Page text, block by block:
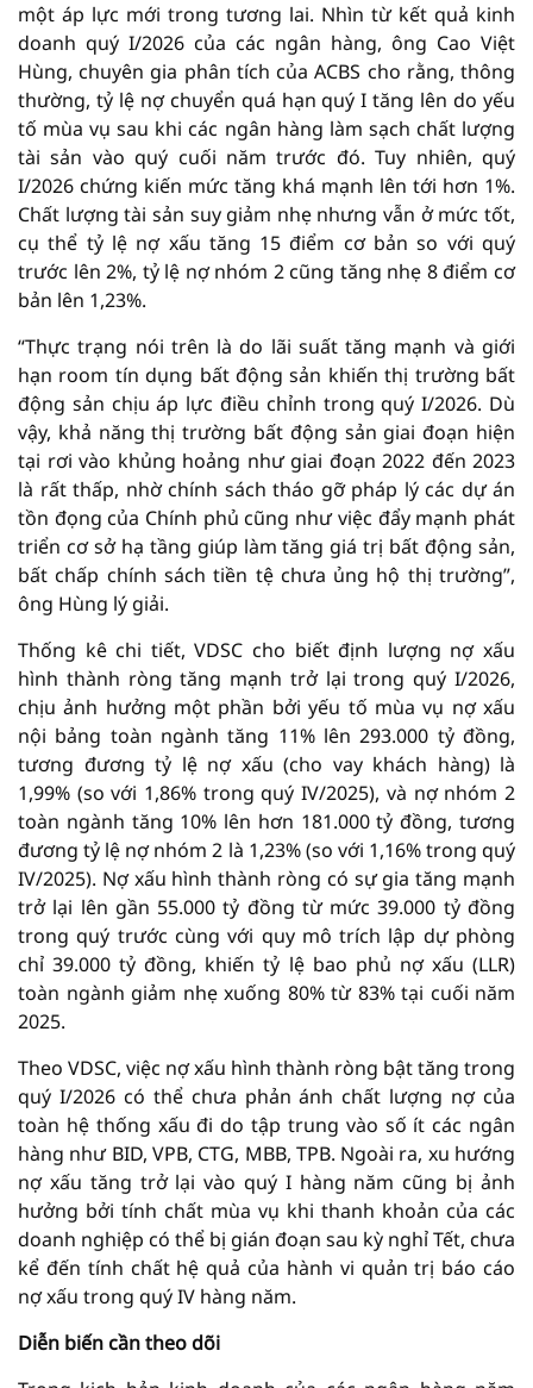
một áp lực mới trong tương lai. Nhìn từ kết quả kinh
doanh quý I/2026 của các ngân hàng, ông Cao Việt
Hùng, chuyên gia phân tích của ACBS cho rằng, thông
thường, tỷ lệ nợ chuyển quá hạn quý I tăng lên do yếu
tố mùa vụ sau khi các ngân hàng làm sạch chất lượng
tài sản vào quý cuối năm trước đó. Tuy nhiên, quý
I/2026 chứng kiến mức tăng khá mạnh lên tới hơn 1%.
Chất lượng tài sản suy giảm nhẹ nhưng vẫn ở mức tốt,
cụ thể tỷ lệ nợ xấu tăng 15 điểm cơ bản so với quý
trước lên 2%, tỷ lệ nợ nhóm 2 cũng tăng nhẹ 8 điểm cơ
bản lên 1,23%.
“Thực trạng nói trên là do lãi suất tăng mạnh và giới
hạn room tín dụng bất động sản khiến thị trường bất
động sản chịu áp lực điều chỉnh trong quý I/2026. Dù
vậy, khả năng thị trường bất động sản giai đoạn hiện
tại rơi vào khủng hoảng như giai đoạn 2022 đến 2023
là rất thấp, nhờ chính sách tháo gỡ pháp lý các dự án
tồn đọng của Chính phủ cũng như việc đẩy mạnh phát
triển cơ sở hạ tầng giúp làm tăng giá trị bất động sản,
bất chấp chính sách tiền tệ chưa ủng hộ thị trường”,
ông Hùng lý giải.
Thống kê chi tiết, VDSC cho biết định lượng nợ xấu
hình thành ròng tăng mạnh trở lại trong quý I/2026,
chịu ảnh hưởng một phần bởi yếu tố mùa vụ nợ xấu
nội bảng toàn ngành tăng 11% lên 293.000 tỷ đồng,
tương đương tỷ lệ nợ xấu (cho vay khách hàng) là
1,99% (so với 1,86% trong quý IV/2025), và nợ nhóm 2
toàn ngành tăng 10% lên hơn 181.000 tỷ đồng, tương
đương tỷ lệ nợ nhóm 2 là 1,23% (so với 1,16% trong quý
IV/2025). Nợ xấu hình thành ròng có sự gia tăng mạnh
trở lại lên gần 55.000 tỷ đồng từ mức 39.000 tỷ đồng
trong quý trước cùng với quy mô trích lập dự phòng
chỉ 39.000 tỷ đồng, khiến tỷ lệ bao phủ nợ xấu (LLR)
toàn ngành giảm nhẹ xuống 80% từ 83% tại cuối năm
2025.
Theo VDSC, việc nợ xấu hình thành ròng bật tăng trong
quý I/2026 có thể chưa phản ánh chất lượng nợ của
toàn hệ thống xấu đi do tập trung vào số ít các ngân
hàng như BID, VPB, CTG, MBB, TPB. Ngoài ra, xu hướng
nợ xấu tăng trở lại vào quý I hàng năm cũng bị ảnh
hưởng bởi tính chất mùa vụ khi thanh khoản của các
doanh nghiệp có thể bị gián đoạn sau kỳ nghỉ Tết, chưa
kể đến tính chất hệ quả của hành vi quản trị báo cáo
nợ xấu trong quý IV hàng năm.
Diễn biến cần theo dõi